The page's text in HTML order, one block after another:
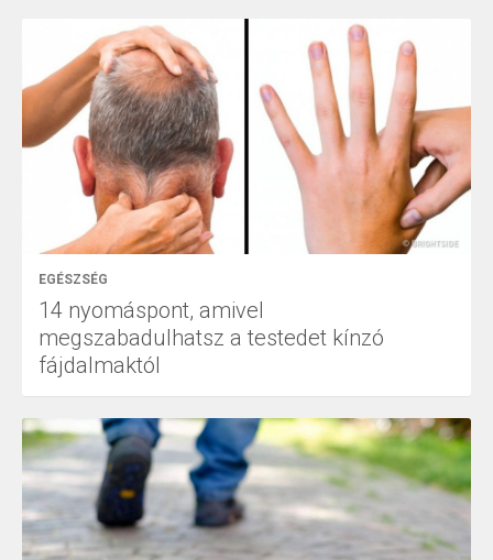
EGÉSZSÉG
14 nyomáspont, amivel
megszabadulhatsz a testedet kínzó
fájdalmaktól